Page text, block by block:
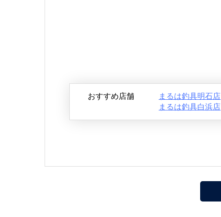
おすすめ店舗 まるは釣具明石店
まるは釣具白浜店